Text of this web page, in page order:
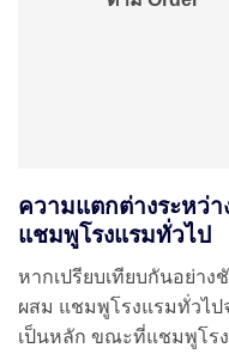
ความแตกต่างระหว่
แชมพูโรงแรมทั่วไป
หากเปรียบเทียบกันอย่า
ผสม แชมพูโรงแรมทั่วไ
เป็นหลัก ขณะที่แชมพูโร